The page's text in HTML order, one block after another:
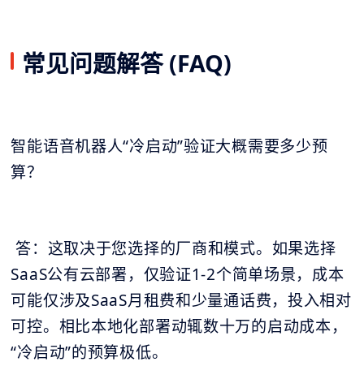
常见问题解答 (FAQ)
智能语音机器人“冷启动”验证大概需要多少预
算？
答：这取决于您选择的厂商和模式。如果选择
SaaS公有云部署，仅验证1-2个简单场景，成本
可能仅涉及SaaS月租费和少量通话费，投入相对
可控。相比本地化部署动辄数十万的启动成本，
“冷启动”的预算极低。